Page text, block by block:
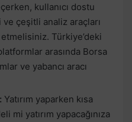
kullanıcı dostu
çeşitli analiz araçları
Türkiye’deki
arasında Borsa
ve yabancı aracı
Yatırım yaparken kısa
mi yatırım yapacağınıza